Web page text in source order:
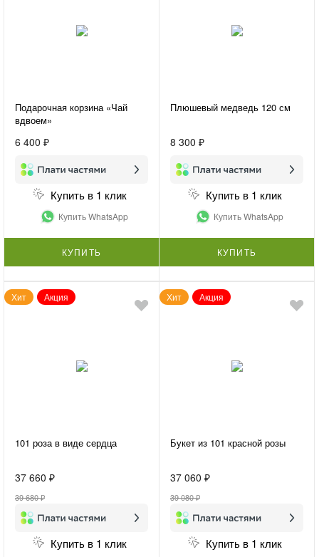
Подарочная корзина «Чай
вдвоем»
6 400 ₽
Купить в 1 клик
Купить WhatsApp
КУПИТЬ
Плюшевый медведь 120 см
8 300 ₽
Купить в 1 клик
Купить WhatsApp
КУПИТЬ
Хит Акция
101 роза в виде сердца
37 660 ₽
39 680 ₽
Купить в 1 клик
Хит Акция
Букет из 101 красной розы
37 060 ₽
39 080 ₽
Купить в 1 клик